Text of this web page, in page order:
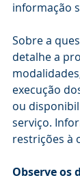
informação
Sobre a
detalhe a
execução
ou
serviço.
restrições à
Observe os